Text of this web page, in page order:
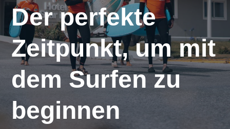
Der perfekte
Zeitpunkt, um mit
dem Surfen zu
beginnen